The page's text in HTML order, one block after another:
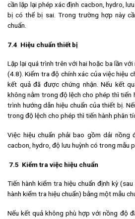
cần lặp lại phép xác định cacbon, hydro,
bị có thể bị sai. Trong trường hợp này
chuẩn.
7.4 Hiệu chuẩn thiết bị
Lặp lại quá trình trên với hai hoặc ba lần với
(4.8). Kiểm tra độ chính xác của việc hiệu
kết quả đã được chứng nhận. Nếu kết
không nằm trong độ lệch cho phép thì tiến
trình hướng dẫn hiệu chuẩn của thiết bị.
trong độ lệch cho phép thì tiến hành phân
Việc hiệu chuẩn phải bao gồm dải nồng
cacbon, hydro, độ lưu huỳnh có trong mẫu
7.5 Kiểm tra việc hiệu chuẩn
Tiến hành kiểm tra hiệu chuẩn định kỳ
hành kiểm tra hiệu chuẩn) bằng một mẫu
Nếu kết quả không phù hợp với nồng độ